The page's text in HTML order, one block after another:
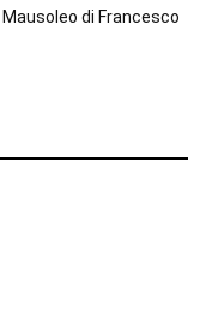
di Francesco